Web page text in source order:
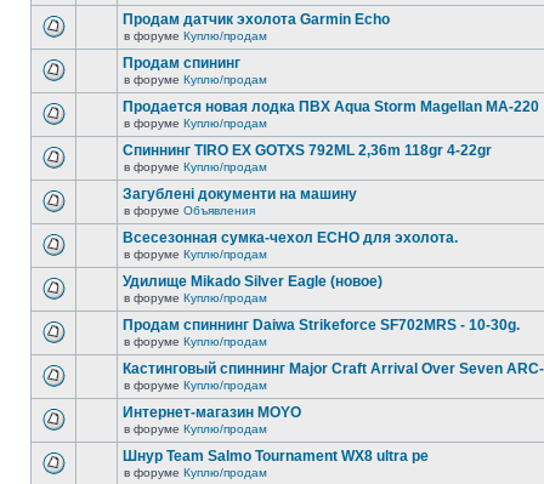
Продам датчик эхолота Garmin Echo
в форуме Куплю/продам
Продам спининг
в форуме Куплю/продам
Продается новая лодка ПВХ Aqua Storm Magellan MA-220
в форуме Куплю/продам
Спиннинг TIRO EX GOTXS 792ML 2,36m 118gr 4-22gr
в форуме Куплю/продам
Загублені документи на машину
в форуме Объявления
Всесезонная сумка-чехол ECHO для эхолота.
в форуме Куплю/продам
Удилище Mikado Silver Eagle (новое)
в форуме Куплю/продам
Продам спиннинг Daiwa Strikeforce SF702MRS - 10-30g.
в форуме Куплю/продам
Кастинговый спиннинг Major Craft Arrival Over Seven
в форуме Куплю/продам
Интернет-магазин MOYO
в форуме Куплю/продам
Шнур Team Salmo Tournament WX8 ultra pe
в форуме Куплю/продам